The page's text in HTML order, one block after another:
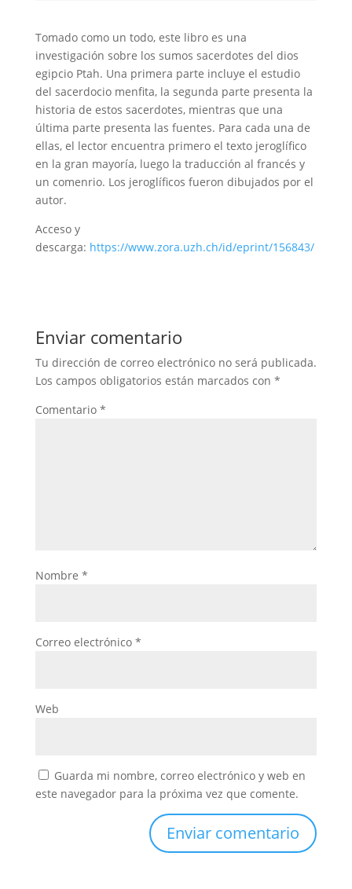
Tomado como un todo, este libro es una
investigación sobre los sumos sacerdotes del dios
egipcio Ptah. Una primera parte incluye el estudio
del sacerdocio menfita, la segunda parte presenta la
historia de estos sacerdotes, mientras que una
última parte presenta las fuentes. Para cada una de
ellas, el lector encuentra primero el texto jeroglífico
en la gran mayoría, luego la traducción al francés y
un comenrio. Los jeroglíficos fueron dibujados por el
autor.
Acceso y
descarga: https://www.zora.uzh.ch/id/eprint/156843/
Enviar comentario
Tu dirección de correo electrónico no será publicada.
Los campos obligatorios están marcados con *
Comentario *
Nombre *
Correo electrónico *
Web
Guarda mi nombre, correo electrónico y web en
este navegador para la próxima vez que comente.